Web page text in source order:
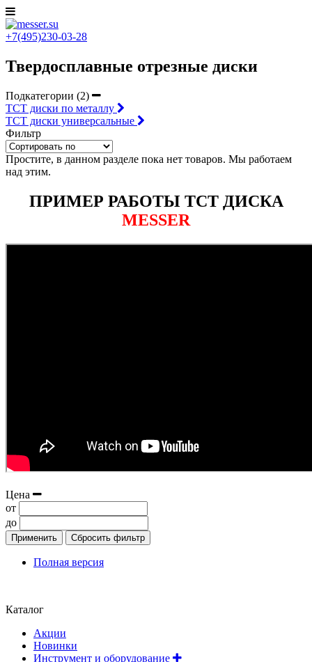
+7(495)230-03-28
Твердосплавные отрезные диски
Подкатегории (2)
ТСТ диски по металлу
ТСТ диски универсальные
Фильтр
Простите, в данном разделе пока нет товаров. Мы работаем
над этим.
ПРИМЕР РАБОТЫ ТСТ ДИСКА
MESSER
Цена
от
до
Применить Сбросить фильтр
Полная версия
Каталог
Акции
Новинки
Инструмент и оборудование